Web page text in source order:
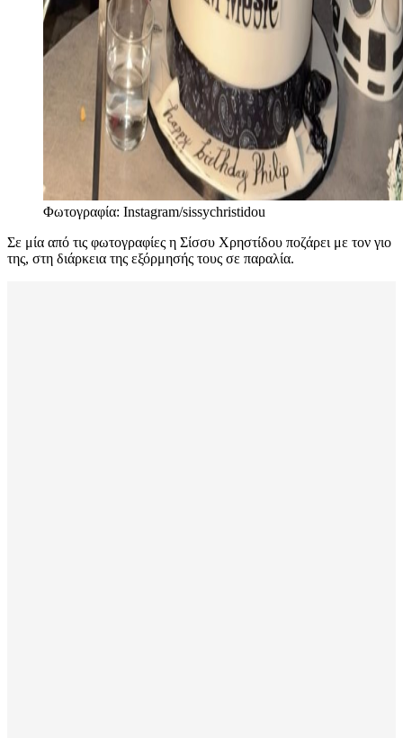
Φωτογραφία: Instagram/sissychristidou
Σε μία από τις φωτογραφίες η Σίσσυ Χρηστίδου ποζάρει με τον γιο
της, στη διάρκεια της εξόρμησής τους σε παραλία.